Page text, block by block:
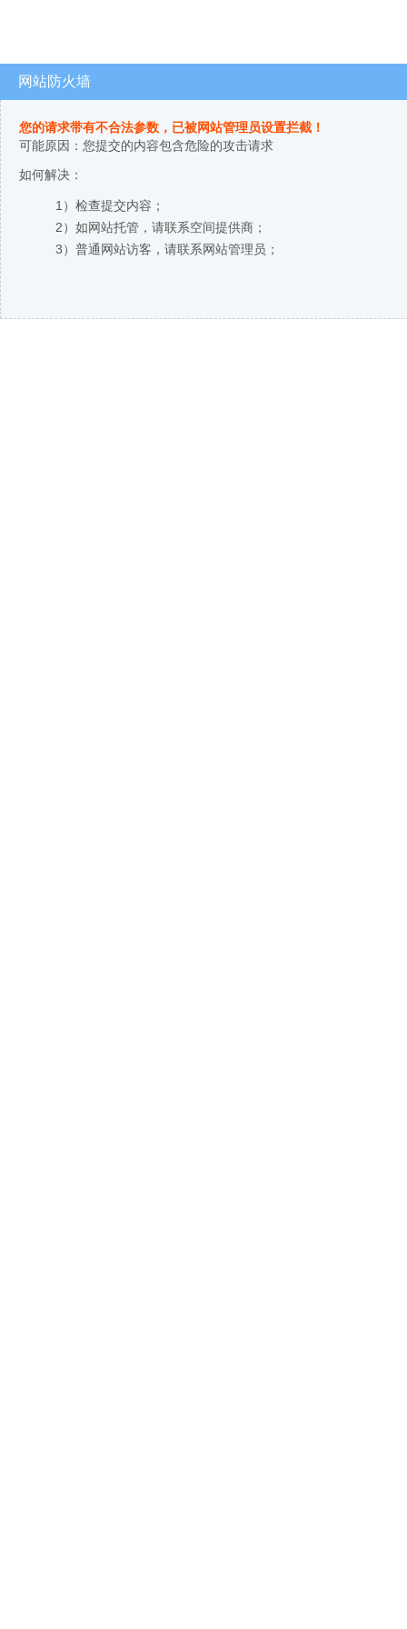
网站防火墙
您的请求带有不合法参数，已被网站管理员设置拦截！
可能原因：您提交的内容包含危险的攻击请求
如何解决：
1）检查提交内容；
2）如网站托管，请联系空间提供商；
3）普通网站访客，请联系网站管理员；